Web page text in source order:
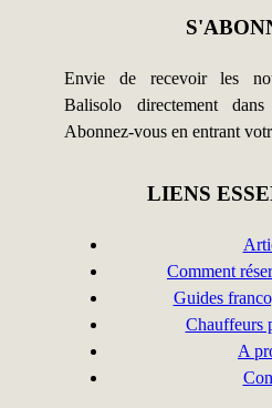
Envie de recevoir les
Balisolo directement
Abonnez-vous en entrant
LIENS
Comment
Guides
Chauffeurs
A